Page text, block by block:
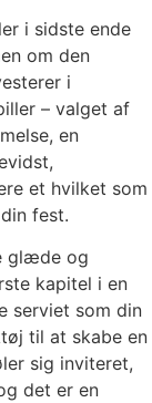
i sidste ende
om den
i
– valget af
en
et hvilket som
fest.
glæde og
kapitel i en
serviet som din
til at skabe en
sig inviteret,
det er en